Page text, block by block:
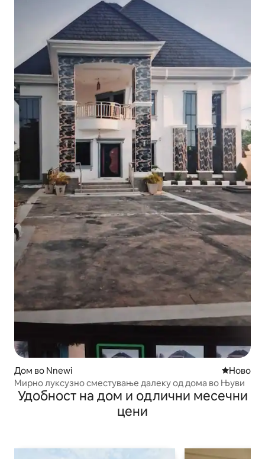
Дом во Nnewi Ново
Ново
Мирно луксузно сместување далеку од дома во Њуви
Удобност на дом и одлични месечни
цени